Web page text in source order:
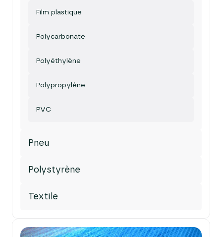
Film plastique
Polycarbonate
Polyéthylène
Polypropylène
PVC
Pneu
Polystyrène
Textile